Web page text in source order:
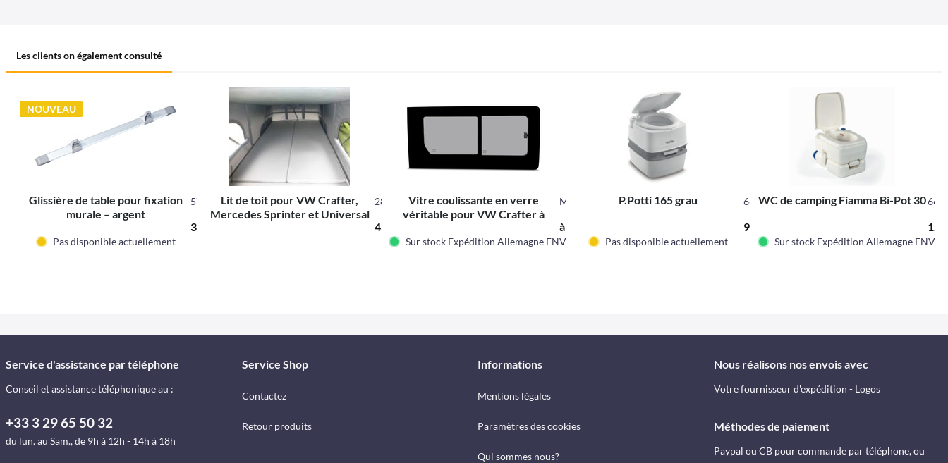
Les clients on également consulté
NOUVEAU
Glissière de table pour fixation
murale – argent
57202
Contenu 1 pcs
39,95 € *
Pas disponible actuellement
Lit de toit pour VW Crafter,
Mercedes Sprinter et Universal
280670
438,70 € *
Vitre coulissante en verre
véritable pour VW Crafter à
M31710
à partir de 139,95 € *
Sur stock Expédition Allemagne ENV. 5-6 Jours
P.Potti 165 grau 660052
95,00 € *
Pas disponible actuellement
WC de camping Fiamma Bi-Pot 30
Sur stock Expédition Allemagne ENV.
Service d'assistance par téléphone
Conseil et assistance téléphonique au :
+33 3 29 65 50 32
du lun. au Sam., de 9h à 12h - 14h à 18h
Service Shop
Contactez
Retour produits
Informations
Mentions légales
Paramètres des cookies
Qui sommes nous?
Nous réalisons nos envois avec
Votre fournisseur d'expédition - Logos
Méthodes de paiement
Paypal ou CB pour commande par téléphone, ou